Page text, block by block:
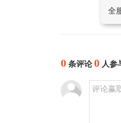
全
0 条评论0 人参
评论赢